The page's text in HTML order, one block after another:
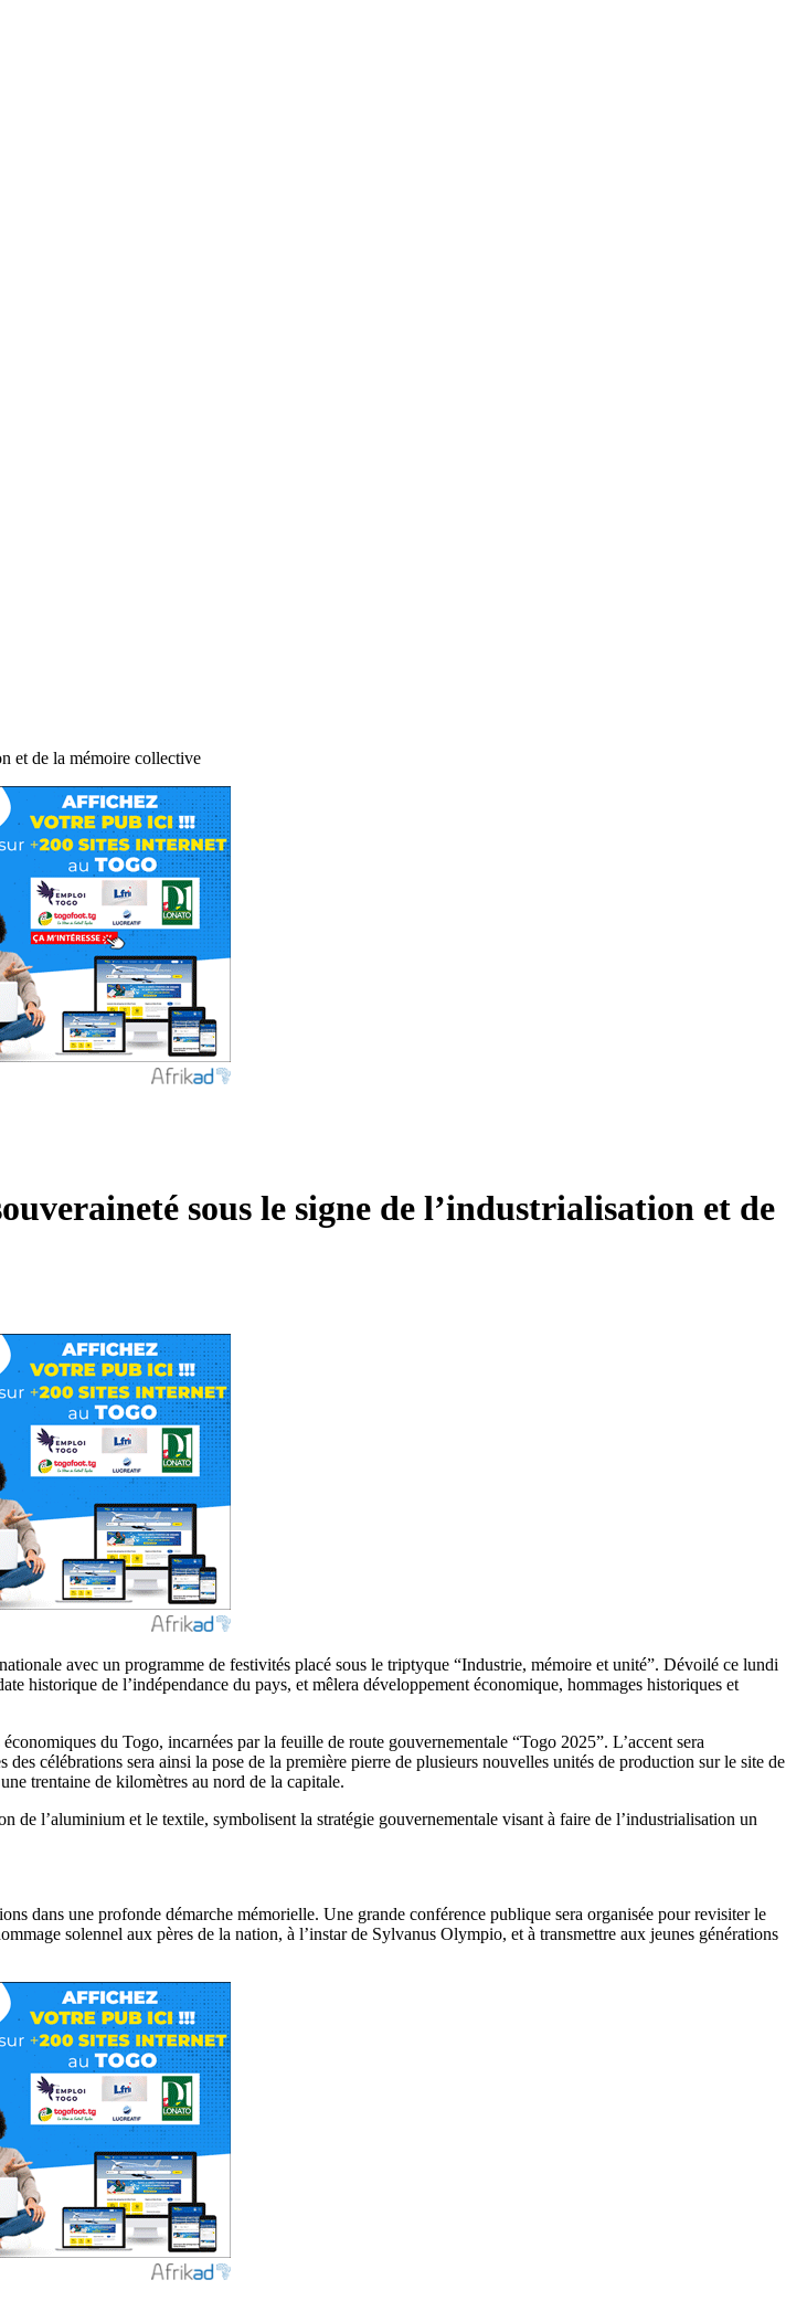
et de la mémoire collective
sous le signe de l’industrialisation et de
avec un programme de festivités placé sous le triptyque “Industrie, mémoire et unité”. Dévoilé ce lundi
historique de l’indépendance du pays, et mêlera développement économique, hommages historiques et
du Togo, incarnées par la feuille de route gouvernementale “Togo 2025”. L’accent sera
célébrations sera ainsi la pose de la première pierre de plusieurs nouvelles unités de production sur le site de
trentaine de kilomètres au nord de la capitale.
de l’aluminium et le textile, symbolisent la stratégie gouvernementale visant à faire de l’industrialisation un
dans une profonde démarche mémorielle. Une grande conférence publique sera organisée pour revisiter le
solennel aux pères de la nation, à l’instar de Sylvanus Olympio, et à transmettre aux jeunes générations